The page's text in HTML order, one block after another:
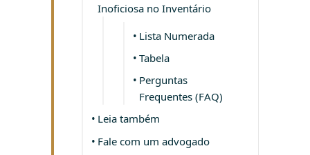
Inoficiosa no Inventário
Lista Numerada
Tabela
Perguntas
Frequentes (FAQ)
Leia também
Fale com um advogado